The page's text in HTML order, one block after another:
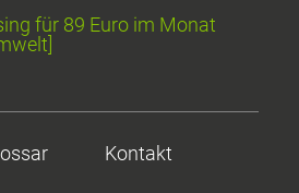
für 89 Euro im Monat
Kontakt